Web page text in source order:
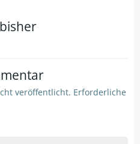
navigation
veröffentlicht. Erforderliche